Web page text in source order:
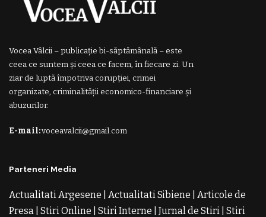
Vocea Vâlcii – publicație bi-săptămânală – este
ceea ce suntem și ceea ce facem, în fiecare zi. Un
ziar de luptă împotriva corupției, crimei
organizate, criminalității economico-financiare și
abuzurilor.
E-mail:voceavalcii@gmail.com
Parteneri Media
Actualitati Argesene Actualitati Sibiene
Articole de
Presa Stiri Online Stiri Interne Jurnal de Stiri Stiri